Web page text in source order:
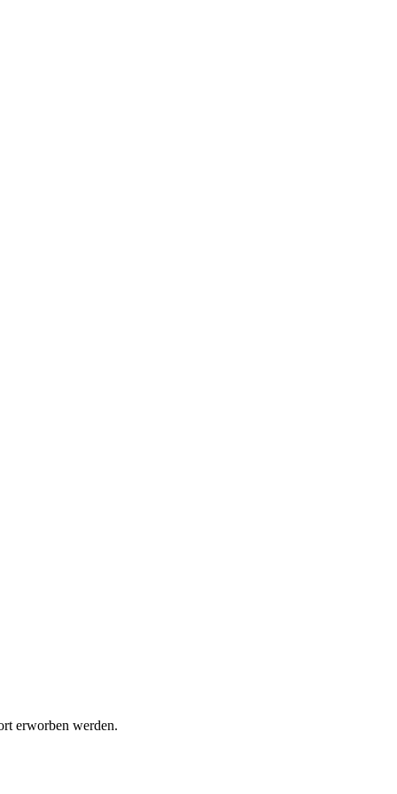
erworben werden.